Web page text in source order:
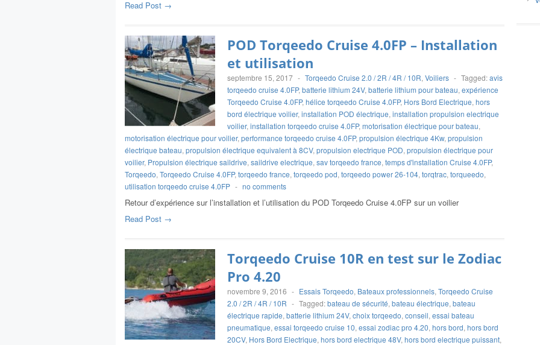
Read Post →
POD Torqeedo Cruise 4.0FP – Installation
et utilisation
septembre 15, 2017 - Torqeedo Cruise 2.0 / 2R / 4R / 10R, Voiliers - Tagged:avis
torqeedo cruise 4.0FP, batterie lithium 24V, batterie lithium pour bateau, expérience
Torqeedo Cruise 4.0FP, hélice torqeedo Cruise 4.0FP, Hors Bord Electrique, hors
bord électrique voilier, installation POD électrique, installation propulsion electrique
voilier, installation torqeedo cruise 4.0FP, motorisation électrique pour bateau,
motorisation électrique pour voilier, performance torqeedo cruise 4.0FP, propulsion électrique 4Kw, propulsion
électrique bateau, propulsion électrique equivalent à 8CV, propulsion electrique POD, propulsion électrique pour
voilier, Propulsion électrique saildrive, saildrive electrique, sav torqeedo france, temps d'installation Cruise 4.0FP,
Torqeedo, Torqeedo Cruise 4.0FP, torqeedo france, torqeedo pod, torqeedo power 26-104, torqtrac, torqueedo,
utilisation torqeedo cruise 4.0FP - no comments
Retour d’expérience sur l’installation et l’utilisation du POD Torqeedo Cruise 4.0FP sur un voilier
Read Post →
Torqeedo Cruise 10R en test sur le Zodiac
Pro 4.20
novembre 9, 2016 - Essais Torqeedo, Bateaux professionnels, Torqeedo Cruise
2.0 / 2R / 4R / 10R - Tagged:bateau de sécurité, bateau électrique, bateau
électrique rapide, batterie lithium 24V, choix torqeedo, conseil, essai bateau
pneumatique, essai torqeedo cruise 10, essai zodiac pro 4.20, hors bord, hors bord
20CV, Hors Bord Electrique, hors bord electrique 48V, hors bord electrique puissant,